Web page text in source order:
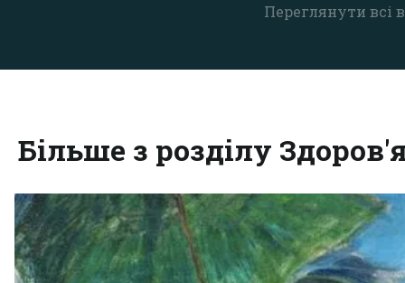
Переглянути всі
Більше з розділу